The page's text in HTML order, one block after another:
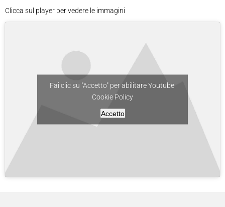
Clicca sul player per vedere le immagini
Fai clic su "Accetto" per abilitare Youtube
Cookie Policy
Accetto